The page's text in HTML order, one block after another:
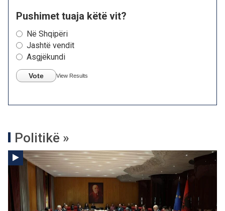
Pushimet tuaja këtë vit?
Në Shqipëri
Jashtë vendit
Asgjëkundi
Vote View Results
Politikë »